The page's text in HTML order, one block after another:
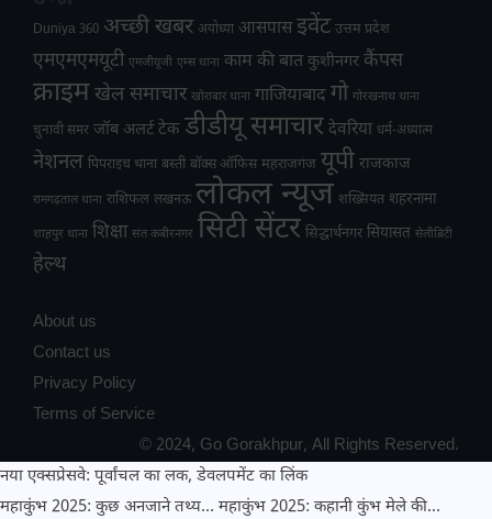
Duniya 360 अच्छी खबर अयोध्या आसपास इवेंट उत्तम प्रदेश
एमएमएमयूटी एमजीयूजी एम्स थाना काम की बात कुशीनगर कैंपस
क्राइमखेल समाचार खोराबार थाना गाजियाबादगो गोरखनाथ थाना
चुनावी समर जॉब अलर्ट टेक डीडीयू समाचार देवरिया धर्म-अध्यात्म
नेशनल पिपराइच थाना बस्ती बॉक्स ऑफिस महराजगंज यूपी राजकाज
रामगढ़ताल थाना राशिफल लखनऊ लोकल न्यूज शख्सियत शहरनामा
शाहपुर थाना शिक्षा संत कबीरनगर सिटी सेंटर सिद्धार्थनगर सियासत सेलीब्रिटी
हेल्थ
About us
Contact us
Privacy Policy
Terms of Service
© 2024, Go Gorakhpur, All Rights Reserved.
नया एक्सप्रेसवे: पूर्वांचल का लक, डेवलपमेंट का लिंक
महाकुंभ 2025: कुछ अनजाने तथ्य… महाकुंभ 2025: कहानी कुंभ मेले की…